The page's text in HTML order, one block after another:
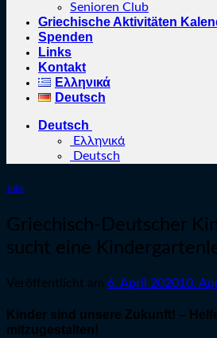
Senioren Club
Griechische Aktivitäten
Spenden
Links
Kontakt
Ελληνικά
Deutsch
Deutsch
Ελληνικά
Deutsch
Jobs
Griechisch-Deutscher
sucht eine
Veröffentlicht am 6. April 202010.
Kinder sind unsere Zukunft! –
mitzugestalten!